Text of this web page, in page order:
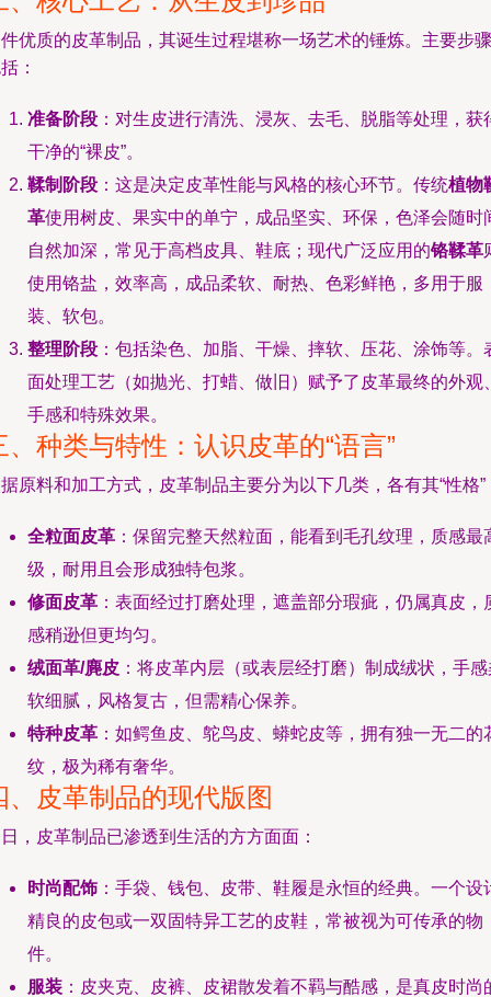
优质的皮革制品，其诞生过程堪称一场艺术的锤炼。主要步骤
：
准备阶段 ：对生皮进行清洗、浸灰、去毛、脱脂等处理，获
干净的“裸皮”。
鞣制阶段 ：这是决定皮革性能与风格的核心环节。传统植物
革使用树皮、果实中的单宁，成品坚实、环保，色泽会随时
自然加深，常见于高档皮具、鞋底；现代广泛应用的铬鞣革
使用铬盐，效率高，成品柔软、耐热、色彩鲜艳，多用于服
装、软包。
整理阶段 ：包括染色、加脂、干燥、摔软、压花、涂饰等。
面处理工艺（如抛光、打蜡、做旧）赋予了皮革最终的外观
手感和特殊效果。
、种类与特性：认识皮革的“语言”
原料和加工方式，皮革制品主要分为以下几类，各有其“性格”
全粒面皮革 ：保留完整天然粒面，能看到毛孔纹理，质感最
级，耐用且会形成独特包浆。
修面皮革 ：表面经过打磨处理，遮盖部分瑕疵，仍属真皮，
感稍逊但更均匀。
绒面革/麂皮 ：将皮革内层（或表层经打磨）制成绒状，手
软细腻，风格复古，但需精心保养。
特种皮革 ：如鳄鱼皮、鸵鸟皮、蟒蛇皮等，拥有独一无二的
纹，极为稀有奢华。
、皮革制品的现代版图
，皮革制品已渗透到生活的方方面面：
时尚配饰 ：手袋、钱包、皮带、鞋履是永恒的经典。一个设
精良的皮包或一双固特异工艺的皮鞋，常被视为可传承的物
件。
服装 ：皮夹克、皮裤、皮裙散发着不羁与酷感，是真皮时尚